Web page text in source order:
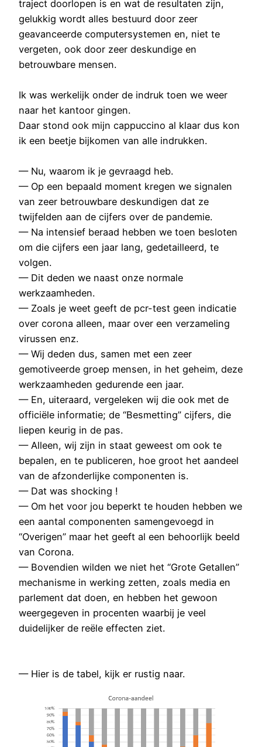
traject doorlopen is en wat de resultaten zijn,
gelukkig wordt alles bestuurd door zeer
geavanceerde computersystemen en, niet te
vergeten, ook door zeer deskundige en
betrouwbare mensen.
Ik was werkelijk onder de indruk toen we weer
naar het kantoor gingen.
Daar stond ook mijn cappuccino al klaar dus kon
ik een beetje bijkomen van alle indrukken.
— Nu, waarom ik je gevraagd heb.
— Op een bepaald moment kregen we signalen
van zeer betrouwbare deskundigen dat ze
twijfelden aan de cijfers over de pandemie.
— Na intensief beraad hebben we toen besloten
om die cijfers een jaar lang, gedetailleerd, te
volgen.
— Dit deden we naast onze normale
werkzaamheden.
— Zoals je weet geeft de pcr-test geen indicatie
over corona alleen, maar over een verzameling
virussen enz.
— Wij deden dus, samen met een zeer
gemotiveerde groep mensen, in het geheim, deze
werkzaamheden gedurende een jaar.
— En, uiteraard, vergeleken wij die ook met de
officiële informatie; de “Besmetting” cijfers, die
liepen keurig in de pas.
— Alleen, wij zijn in staat geweest om ook te
bepalen, en te publiceren, hoe groot het aandeel
van de afzonderlijke componenten is.
— Dat was shocking !
— Om het voor jou beperkt te houden hebben we
een aantal componenten samengevoegd in
“Overigen” maar het geeft al een behoorlijk beeld
van Corona.
— Bovendien wilden we niet het “Grote Getallen”
mechanisme in werking zetten, zoals media en
parlement dat doen, en hebben het gewoon
weergegeven in procenten waarbij je veel
duidelijker de reële effecten ziet.
— Hier is de tabel, kijk er rustig naar.